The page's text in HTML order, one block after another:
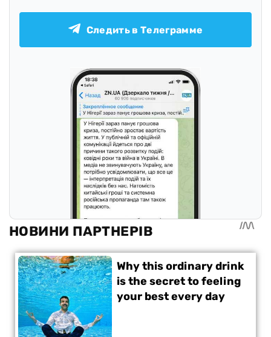
Следить в Телеграмме